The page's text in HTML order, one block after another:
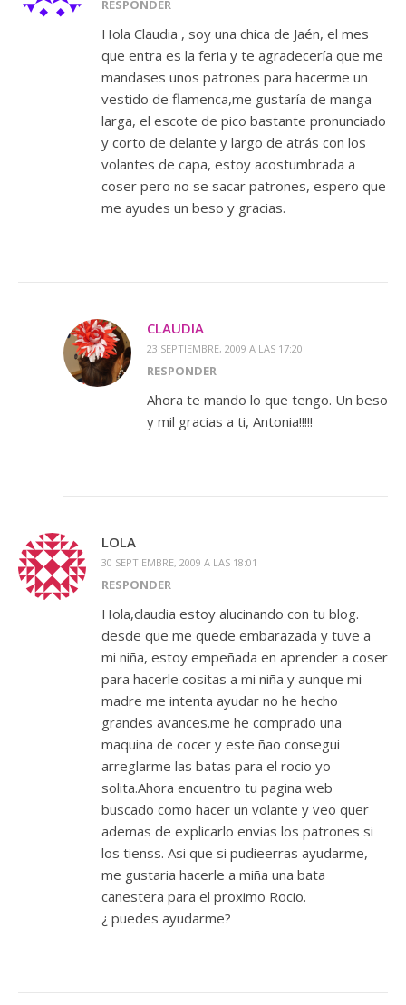
RESPONDER
Hola Claudia , soy una chica de Jaén, el mes
que entra es la feria y te agradecería que me
mandases unos patrones para hacerme un
vestido de flamenca,me gustaría de manga
larga, el escote de pico bastante pronunciado
y corto de delante y largo de atrás con los
volantes de capa, estoy acostumbrada a
coser pero no se sacar patrones, espero que
me ayudes un beso y gracias.
CLAUDIA
23 SEPTIEMBRE, 2009 A LAS 17:20
RESPONDER
Ahora te mando lo que tengo. Un beso
y mil gracias a ti, Antonia!!!!!
LOLA
30 SEPTIEMBRE, 2009 A LAS 18:01
RESPONDER
Hola,claudia estoy alucinando con tu blog.
desde que me quede embarazada y tuve a
mi niña, estoy empeñada en aprender a coser
para hacerle cositas a mi niña y aunque mi
madre me intenta ayudar no he hecho
grandes avances.me he comprado una
maquina de cocer y este ñao consegui
arreglarme las batas para el rocio yo
solita.Ahora encuentro tu pagina web
buscado como hacer un volante y veo quer
ademas de explicarlo envias los patrones si
los tienss. Asi que si pudieerras ayudarme,
me gustaria hacerle a miña una bata
canestera para el proximo Rocio.
¿ puedes ayudarme?